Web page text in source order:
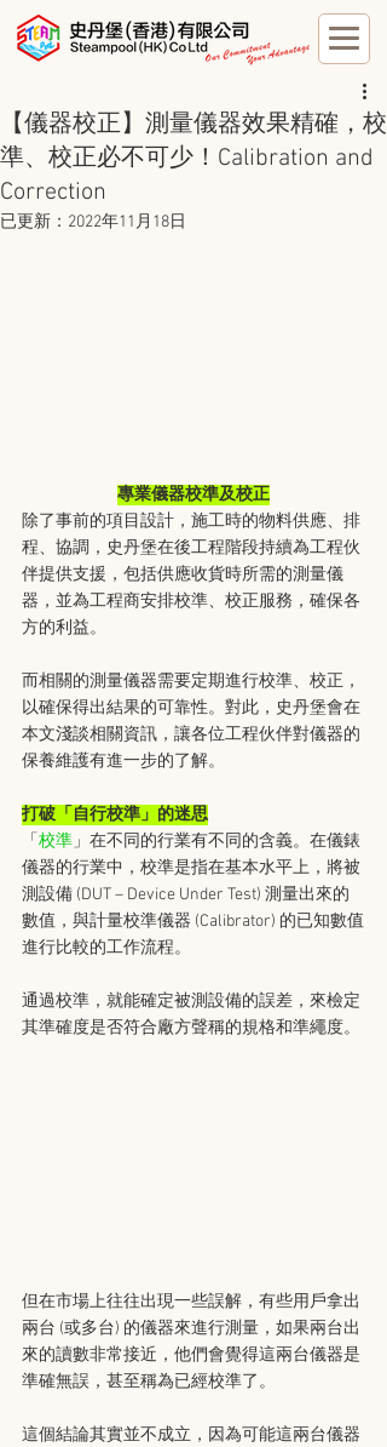
【儀器校正】測量儀器效果精確，校
準、校正必不可少！Calibration and
Correction
已更新： 2022年11月18日
專業儀器校準及校正
除了事前的項目設計，施工時的物料供應、排
程、協調，史丹堡在後工程階段持續為工程伙
伴提供支援，包括供應收貨時所需的測量儀
器，並為工程商安排校準、校正服務，確保各
方的利益。
而相關的測量儀器需要定期進行校準、校正，
以確保得出結果的可靠性。對此，史丹堡會在
本文淺談相關資訊，讓各位工程伙伴對儀器的
保養維護有進一步的了解。
打破「自行校準」的迷思
「 校準」在不同的行業有不同的含義。在儀錶
儀器的行業中，校準是指在基本水平上，將被
測設備 (DUT – Device Under Test) 測量出來的
數值，與計量校準儀器 (Calibrator) 的已知數值
進行比較的工作流程。
通過校準，就能確定被測設備的誤差，來檢定
其準確度是否符合廠方聲稱的規格和準繩度。
但在市場上往往出現一些誤解，有些用戶拿出
兩台 (或多台) 的儀器來進行測量，如果兩台出
來的讀數非常接近，他們會覺得這兩台儀器是
準確無誤，甚至稱為已經校準了。
這個結論其實並不成立，因為可能這兩台儀器